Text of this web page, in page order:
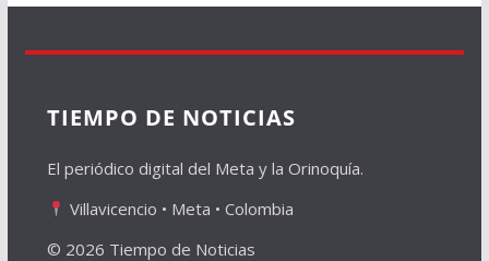
TIEMPO DE NOTICIAS
El periódico digital del Meta y la Orinoquía.
Villavicencio • Meta • Colombia
© 2026 Tiempo de Noticias